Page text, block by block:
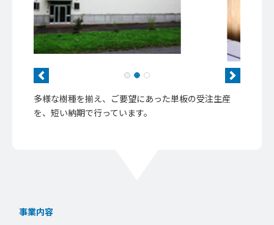
Previous
Next
多様な樹種を揃え、ご要望にあった単板の受注生産
を、短い納期で行っています。
事業内容